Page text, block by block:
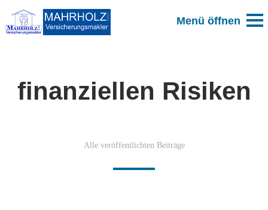
finanziellen Risiken
Alle veröffentlichten Beiträge